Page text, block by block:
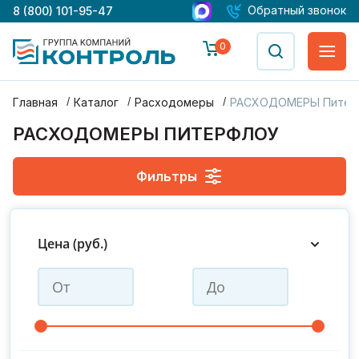
8 (800) 101-95-47 Обратный звонок
0
Главная Каталог Расходомеры РАСХОДОМЕРЫ
РАСХОДОМЕРЫ ПИТЕРФЛОУ
Фильтры
Цена (руб.)
ДУ 80
ДУ 100